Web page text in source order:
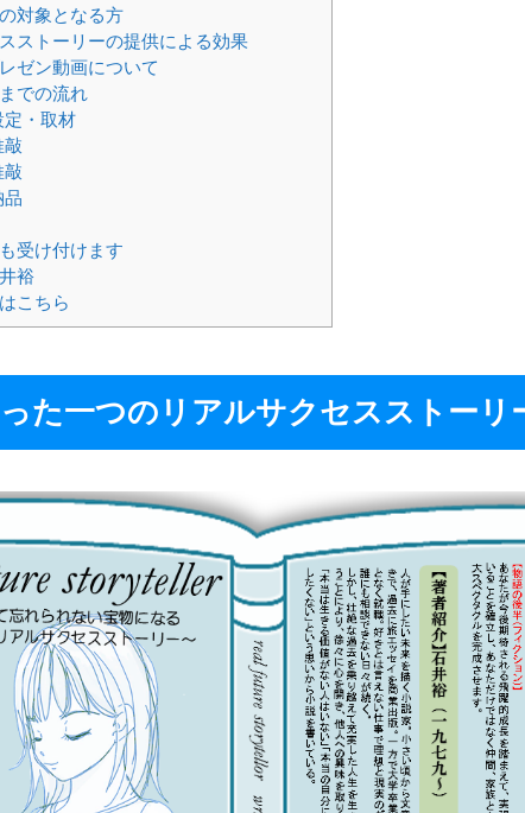
対象となる方
ストーリーの提供による効果
ゼン動画について
での流れ
定・取材
受け付けます
裕
こちら
た一つのリアルサクセスストーリ